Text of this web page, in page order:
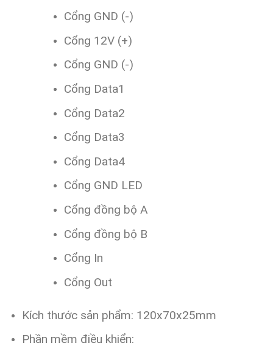
Cổng GND (-)
Cổng 12V (+)
Cổng GND (-)
Cổng Data1
Cổng Data2
Cổng Data3
Cổng Data4
Cổng GND LED
Cổng đồng bộ A
Cổng đồng bộ B
Cổng In
Cổng Out
Kích thước sản phẩm: 120x70x25mm
Phần mềm điều khiển: